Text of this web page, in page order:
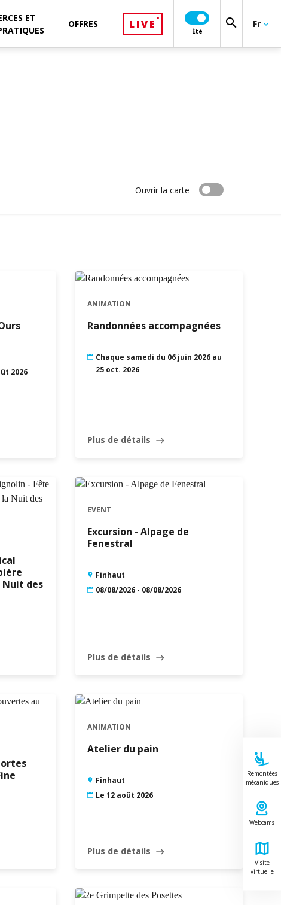
ET
OFFRES LIVE
Été
search Frkeyboard_arrow_down
Remontées
mécaniques
Webcams
Visite
virtuelle
Ouvrir la carte
2026
ANIMATION
Randonnées accompagnées
Chaque samedi du 06 juin 2026 au
25 oct. 2026
Plus de détails east
Nuit des
EVENT
Excursion - Alpage de
Fenestral
Finhaut
08/08/2026 - 08/08/2026
Plus de détails east
ANIMATION
Atelier du pain
Finhaut
Le 12 août 2026
Plus de détails east